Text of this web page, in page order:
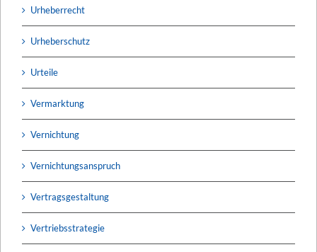
Urheberrecht
Urheberschutz
Urteile
Vermarktung
Vernichtung
Vernichtungsanspruch
Vertragsgestaltung
Vertriebsstrategie